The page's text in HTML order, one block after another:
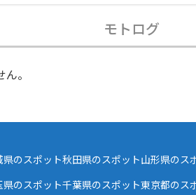
モトログ
。
県のスポット秋田県のスポット山形県のス
県のスポット千葉県のスポット東京都のス